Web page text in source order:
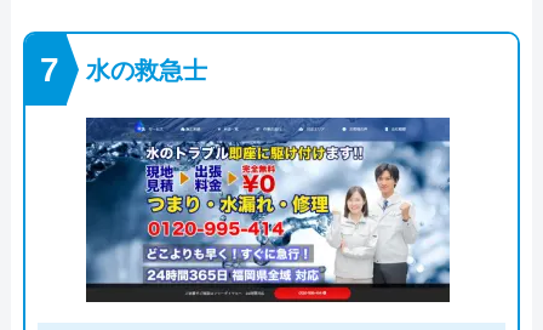
水の救急士